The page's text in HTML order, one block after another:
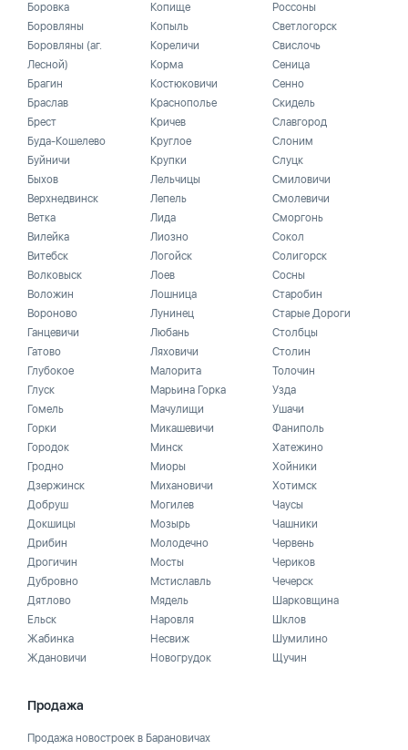
Боровка
Боровляны
Боровляны (аг.
Лесной)
Брагин
Браслав
Брест
Буда-Кошелево
Буйничи
Быхов
Верхнедвинск
Ветка
Вилейка
Витебск
Волковыск
Воложин
Вороново
Ганцевичи
Гатово
Глубокое
Глуск
Гомель
Горки
Городок
Гродно
Дзержинск
Добруш
Докшицы
Дрибин
Дрогичин
Дубровно
Дятлово
Ельск
Жабинка
Ждановичи
Копище
Копыль
Кореличи
Корма
Костюковичи
Краснополье
Кричев
Круглое
Крупки
Лельчицы
Лепель
Лида
Лиозно
Логойск
Лоев
Лошница
Лунинец
Любань
Ляховичи
Малорита
Марьина Горка
Мачулищи
Микашевичи
Минск
Миоры
Михановичи
Могилев
Мозырь
Молодечно
Мосты
Мстиславль
Мядель
Наровля
Несвиж
Новогрудок
Россоны
Светлогорск
Свислочь
Сеница
Сенно
Скидель
Славгород
Слоним
Слуцк
Смиловичи
Смолевичи
Сморгонь
Сокол
Солигорск
Сосны
Старобин
Старые Дороги
Столбцы
Столин
Толочин
Узда
Ушачи
Фаниполь
Хатежино
Хойники
Хотимск
Чаусы
Чашники
Червень
Чериков
Чечерск
Шарковщина
Шклов
Шумилино
Щучин
Продажа
Продажа новостроек в Барановичах